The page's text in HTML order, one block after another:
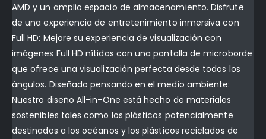
AMD y un amplio espacio de almacenamiento. Disfrute
de una experiencia de entretenimiento inmersiva con
Full HD: Mejore su experiencia de visualización con
imágenes Full HD nítidas con una pantalla de microborde
que ofrece una visualización perfecta desde todos los
ángulos. Diseñado pensando en el medio ambiente:
Nuestro diseño All-in-One está hecho de materiales
sostenibles tales como los plásticos potencialmente
destinados a los océanos y los plásticos reciclados de